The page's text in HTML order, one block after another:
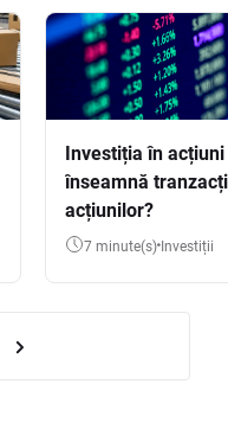
Investiția în
înseamnă
acțiunilor?
7 minute(s) Investiții